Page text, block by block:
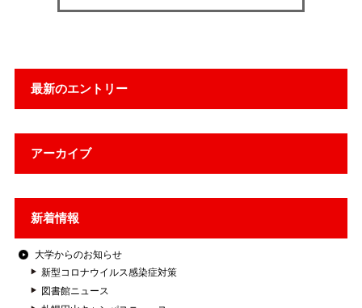
最新のエントリー
アーカイブ
新着情報
大学からのお知らせ
新型コロナウイルス感染症対策
図書館ニュース